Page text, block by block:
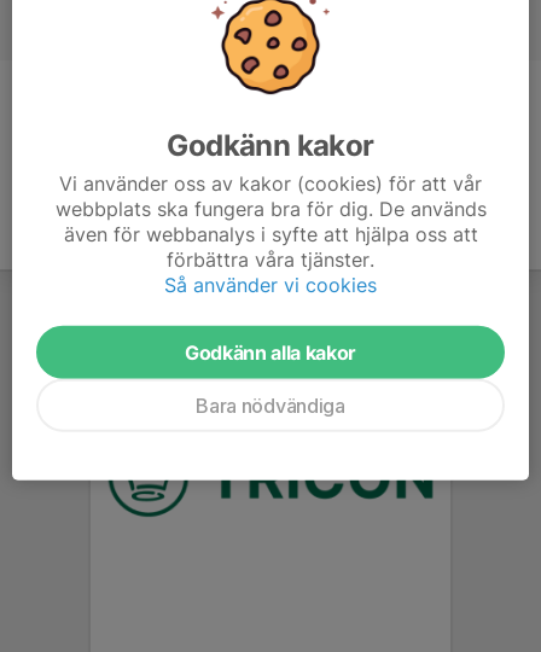
Godkänn kakor
Vi använder oss av kakor (cookies) för att vår
webbplats ska fungera bra för dig. De används
även för webbanalys i syfte att hjälpa oss att
förbättra våra tjänster.
Så använder vi cookies
Godkänn alla kakor
Bara nödvändiga